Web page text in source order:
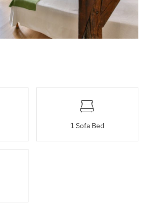
1 Sofa Bed